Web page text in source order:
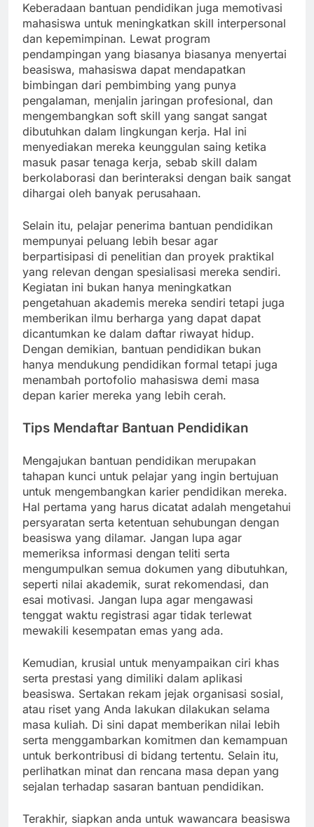
Keberadaan bantuan pendidikan juga memotivasi
mahasiswa untuk meningkatkan skill interpersonal
dan kepemimpinan. Lewat program
pendampingan yang biasanya biasanya menyertai
beasiswa, mahasiswa dapat mendapatkan
bimbingan dari pembimbing yang punya
pengalaman, menjalin jaringan profesional, dan
mengembangkan soft skill yang sangat sangat
dibutuhkan dalam lingkungan kerja. Hal ini
menyediakan mereka keunggulan saing ketika
masuk pasar tenaga kerja, sebab skill dalam
berkolaborasi dan berinteraksi dengan baik sangat
dihargai oleh banyak perusahaan.
Selain itu, pelajar penerima bantuan pendidikan
mempunyai peluang lebih besar agar
berpartisipasi di penelitian dan proyek praktikal
yang relevan dengan spesialisasi mereka sendiri.
Kegiatan ini bukan hanya meningkatkan
pengetahuan akademis mereka sendiri tetapi juga
memberikan ilmu berharga yang dapat dapat
dicantumkan ke dalam daftar riwayat hidup.
Dengan demikian, bantuan pendidikan bukan
hanya mendukung pendidikan formal tetapi juga
menambah portofolio mahasiswa demi masa
depan karier mereka yang lebih cerah.
Tips Mendaftar Bantuan Pendidikan
Mengajukan bantuan pendidikan merupakan
tahapan kunci untuk pelajar yang ingin bertujuan
untuk mengembangkan karier pendidikan mereka.
Hal pertama yang harus dicatat adalah mengetahui
persyaratan serta ketentuan sehubungan dengan
beasiswa yang dilamar. Jangan lupa agar
memeriksa informasi dengan teliti serta
mengumpulkan semua dokumen yang dibutuhkan,
seperti nilai akademik, surat rekomendasi, dan
esai motivasi. Jangan lupa agar mengawasi
tenggat waktu registrasi agar tidak terlewat
mewakili kesempatan emas yang ada.
Kemudian, krusial untuk menyampaikan ciri khas
serta prestasi yang dimiliki dalam aplikasi
beasiswa. Sertakan rekam jejak organisasi sosial,
atau riset yang Anda lakukan dilakukan selama
masa kuliah. Di sini dapat memberikan nilai lebih
serta menggambarkan komitmen dan kemampuan
untuk berkontribusi di bidang tertentu. Selain itu,
perlihatkan minat dan rencana masa depan yang
sejalan terhadap sasaran bantuan pendidikan.
Terakhir, siapkan anda untuk wawancara beasiswa